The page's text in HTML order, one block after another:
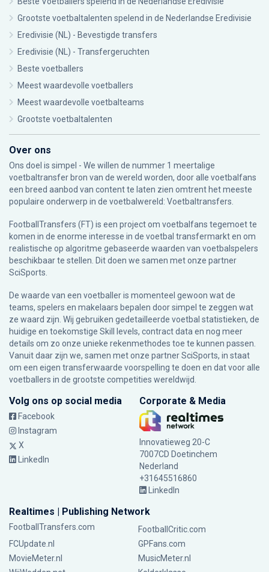
Grootste voetbaltalenten spelend in de Nederlandse Eredivisie
Eredivisie (NL) - Bevestigde transfers
Eredivisie (NL) - Transfergeruchten
Beste voetballers
Meest waardevolle voetballers
Meest waardevolle voetbalteams
Grootste voetbaltalenten
Over ons
Ons doel is simpel - We willen de nummer 1 meertalige
voetbaltransfer bron van de wereld worden, door alle voetbalfans
een breed aanbod van content te laten zien omtrent het meeste
populaire onderwerp in de voetbalwereld: Voetbaltransfers.
FootballTransfers (FT) is een project om voetbalfans tegemoet te
komen in de enorme interesse in de voetbal transfermarkt en om
realistische op algoritme gebaseerde waarden van voetbalspelers
beschikbaar te stellen. Dit doen we samen met onze partner
SciSports
De waarde van een voetballer is momenteel gewoon wat de
teams, spelers en makelaars bepalen door simpel te zeggen wat
ze waard zijn. Wij gebruiken gedetailleerde voetbal statistieken, de
huidige en toekomstige Skill levels, contract data en nog meer
details om zo onze unieke rekenmethodes toe te kunnen passen.
Vanuit daar zijn we, samen met onze partner SciSports, in staat
om een eigen transferwaarde voorspelling te doen en dat voor alle
voetballers in de grootste competities wereldwijd.
Volg ons op social media
Facebook
Instagram
X
LinkedIn
Corporate & Media
Innovatieweg 20-C
7007CD Doetinchem
Nederland
+31645516860
LinkedIn
Realtimes | Publishing Network
FootballTransfers.com
FootballCritic.com
FCUpdate.nl
GPFans.com
MovieMeter.nl
MusicMeter.nl